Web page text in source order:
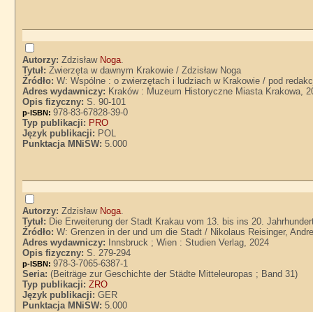
Autorzy:Zdzisław Noga.
Tytuł:Zwierzęta w dawnym Krakowie / Zdzisław Noga
Źródło:W: Wspólne : o zwierzętach i ludziach w Krakowie / pod
Adres wydawniczy: Kraków : Muzeum Historyczne Miasta Krakowa,
Opis fizyczny:S. 90-101
p-ISBN:978-83-67828-39-0
Typ publikacji: PRO
Język publikacji: POL
Punktacja MNiSW:5.000
Autorzy:Zdzisław Noga.
Tytuł: Die Erweiterung der Stadt Krakau vom 13. bis ins 20.
Źródło:W: Grenzen in der und um die Stadt / Nikolaus Reisinger,
Adres wydawniczy:
Innsbruck ; Wien : Studien Verlag, 2024
Opis fizyczny:S. 279-294
p-ISBN:978-3-7065-6387-1
Seria:(Beiträge zur Geschichte der Städte Mitteleuropas ; Band 31)
Typ publikacji:ZRO
Język publikacji:GER
Punktacja MNiSW:5.000